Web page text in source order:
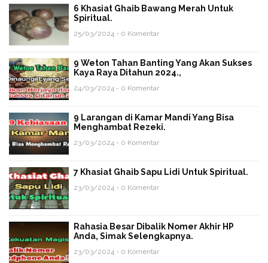
6 Khasiat Ghaib Bawang Merah Untuk
Spiritual.
25/03/2024 - 0 Komentar
9 Weton Tahan Banting Yang Akan Sukses
Kaya Raya Ditahun 2024.,
24/03/2024 - 0 Komentar
9 Larangan di Kamar Mandi Yang Bisa
Menghambat Rezeki.
23/03/2024 - 0 Komentar
7 Khasiat Ghaib Sapu Lidi Untuk Spiritual.
23/03/2024 - 0 Komentar
Rahasia Besar Dibalik Nomer Akhir HP
Anda, Simak Selengkapnya.
23/03/2024 - 0 Komentar